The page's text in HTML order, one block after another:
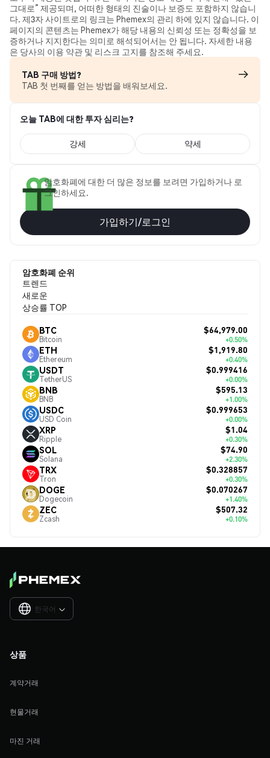
그대로” 제공되며, 어떠한 형태의 진술이나 보증도 포함하지 않습니
다. 제3자 사이트로의 링크는 Phemex의 관리 하에 있지 않습니다. 이
페이지의 콘텐츠는 Phemex가 해당 내용의 신뢰성 또는 정확성을 보
증하거나 지지한다는 의미로 해석되어서는 안 됩니다. 자세한 내용
은 당사의 이용 약관 및 리스크 고지를 참조해 주세요.
TAB 구매 방법?
TAB 첫 번째를 얻는 방법을 배워보세요.
오늘 TAB에 대한 투자 심리는?
강세 약세
암호화폐에 대한 더 많은 정보를 보려면 가입하거나 로
그인하세요.
가입하기/로그인
암호화폐 순위
트렌드
새로운
상승률 TOP
BTC
Bitcoin
$64,979.00
+0.50%
ETH
Ethereum
$1,919.80
+0.40%
USDT
TetherUS
$0.999416
+0.00%
BNB
BNB
$595.13
+1.00%
USDC
USD Coin
$0.999653
+0.00%
XRP
Ripple
$1.04
+0.30%
SOL
Solana
$74.90
+2.30%
TRX
Tron
$0.328857
+0.30%
DOGE
Dogecoin
$0.070267
+1.40%
ZEC
Zcash
$507.32
+0.10%
한국어 
상품
계약거래
현물거래
마진 거래